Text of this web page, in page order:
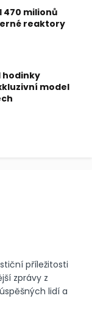
milionů
reaktory
hodinky
model
příležitosti
zprávy z
lidí a